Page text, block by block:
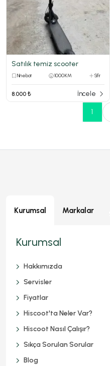
Satılık temiz scooter
Ninebot 1000 KM Sıfır
8.000 ₺ İncele
1
Kurumsal Markalar
Kurumsal
Hakkımızda
Servisler
Fiyatlar
Hiscoot'ta Neler Var?
Hiscoot Nasıl Çalışır?
Sıkça Sorulan Sorular
Blog